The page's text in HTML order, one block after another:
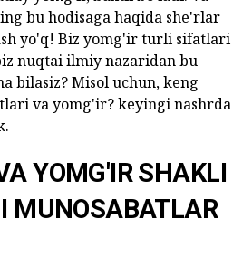
bu hodisaga haqida she'rlar
yo'q! Biz yomg'ir turli sifatlari
nuqtai ilmiy nazaridan bu
bilasiz? Misol uchun, keng
va yomg'ir? keyingi nashrda
YOMG'IR SHAKLI
MUNOSABATLAR